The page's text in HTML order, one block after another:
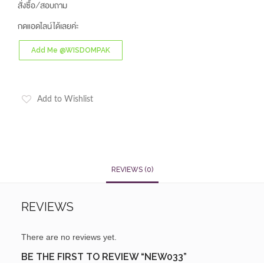
สั่งซื้อ/สอบถาม
กดแอดไลน์ได้เลยค่ะ
Add Me @WISDOMPAK
Add to Wishlist
REVIEWS (0)
REVIEWS
There are no reviews yet.
BE THE FIRST TO REVIEW “NEW033”